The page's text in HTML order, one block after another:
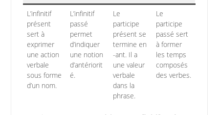
L’infinitif
présent
sert à
exprimer
une action
verbale
sous forme
d’un nom.
L’infinitif
passé
permet
d’indiquer
une notion
d’antériorit
é.
Le
participe
présent se
termine en
-ant. Il a
une valeur
verbale
dans la
phrase.
Le
participe
passé sert
à former
les temps
composés
des verbes.